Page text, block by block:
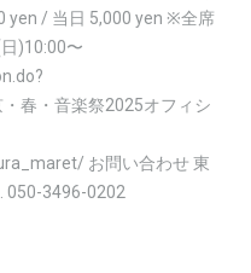
yen / 当日 5,000 yen ※全席
)10:00〜
春・音楽祭2025オフィシ
お問い合わせ 東
050-3496-0202